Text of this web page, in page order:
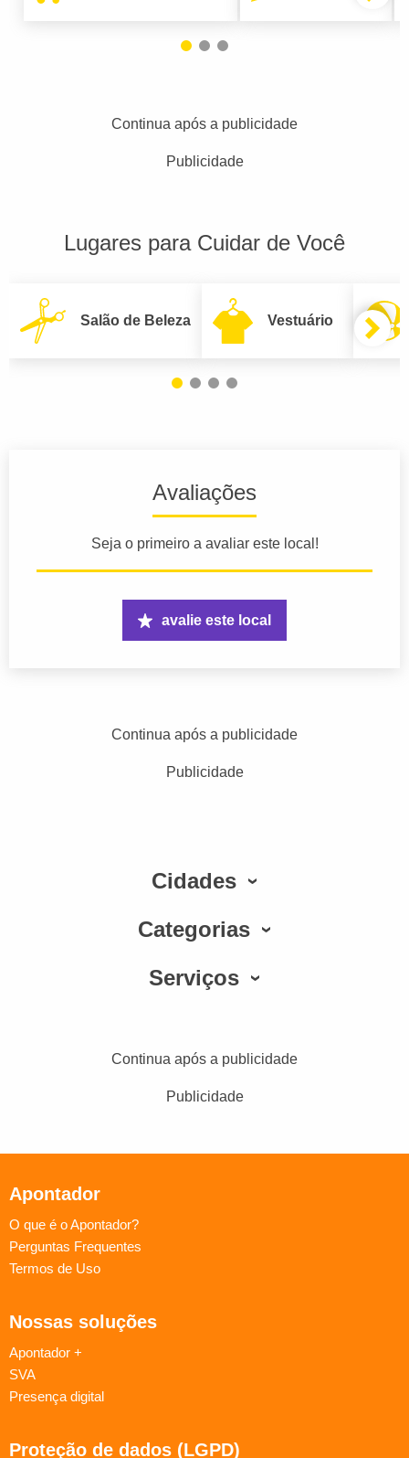
Continua após a publicidade
Publicidade
Lugares para Cuidar de Você
Salão de Beleza Vestuário
Avaliações
Seja o primeiro a avaliar este local!
avalie este local
Continua após a publicidade
Publicidade
Cidades
Categorias
Serviços
Continua após a publicidade
Publicidade
Apontador
O que é o Apontador?
Perguntas Frequentes
Termos de Uso
Nossas soluções
Apontador +
SVA
Presença digital
Proteção de dados (LGPD)